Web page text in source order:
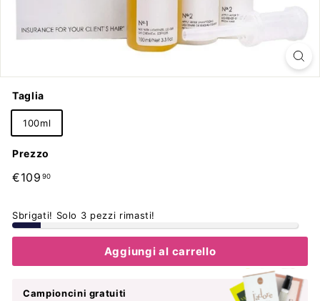
Taglia
100ml
Prezzo
Prezzo
€109 90€109,90
Sbrigati! Solo 3 pezzi rimasti!
Aggiungi al carrello
Campioncini gratuiti